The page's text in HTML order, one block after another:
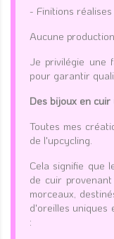
- Finitions
Aucune
Je privilégie une
pour garantir
Des bijoux en cuir
Toutes mes
de l'upcycling.
Cela signifie que
de cuir
morceaux,
d'oreilles uniques
: